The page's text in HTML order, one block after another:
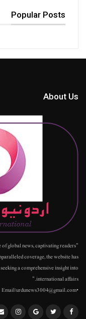
Popular Posts
About Us
global news, captivating readers
coverage, the website has
a comprehensive insight into
international affairs."
•Email:urdunews3004@gmail.com